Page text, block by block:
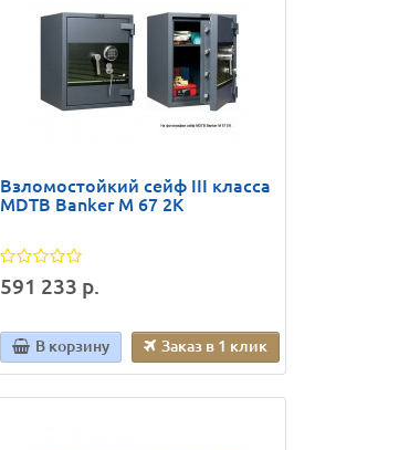
Взломостойкий сейф III класса
MDTB Banker M 67 2K
591 233 р.
В корзину Заказ в 1 клик